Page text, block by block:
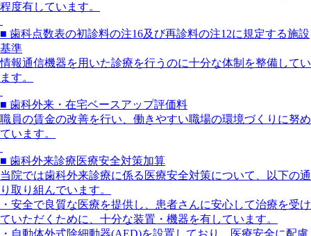
程度有しています。
■ 歯科点数表の初診料の注16及び再診料の注12に規定する施設
基準
情報通信機器を用いた診療を行うのに十分な体制を整備してい
ます。
■ 歯科外来・在宅ベースアップ評価料
職員の賃金の改善を行い、働きやすい職場の環境づくりに努め
ています。
■ 歯科外来診療医療安全対策加算
当院では歯科外来診療に係る医療安全対策について、以下の通
り取り組んでいます。
・安全で良質な医療を提供し、患者さんに安心して治療を受け
ていただくために、十分な装置・機器を有しています。
・自動体外式除細動器(AED)を設置しており、医療安全に配慮